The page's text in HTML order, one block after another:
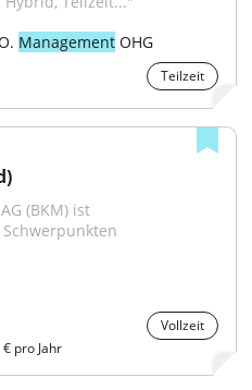
Management OHG
Teilzeit
AG (BKM) ist
Vollzeit
pro Jahr